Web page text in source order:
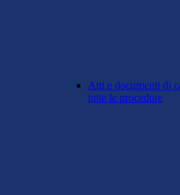
Atti e documenti di
tutte le procedure